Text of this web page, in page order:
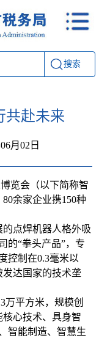
搜索
共赴未来
月02日
览会（以下简称智
余家企业携150种
点焊机器人格外吸
的“拳头产品”，专
控制在0.3毫米以
达国家的技术垄
平方米，规模创
心技术、具身智
智能制造、智慧生